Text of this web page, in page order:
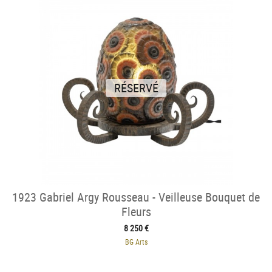
RÉSERVÉ
1923 Gabriel Argy Rousseau - Veilleuse Bouquet de
Fleurs
8 250 €
BG Arts